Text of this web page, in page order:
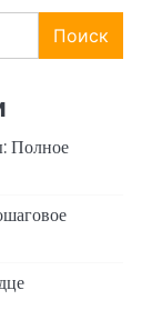
Поиск
Полное